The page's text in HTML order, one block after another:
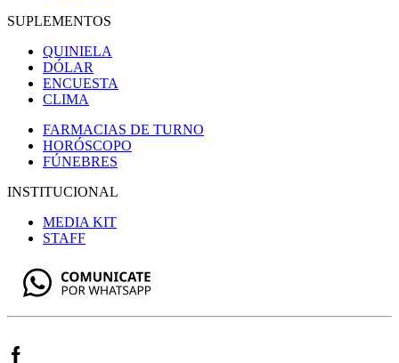
SUPLEMENTOS
QUINIELA
DÓLAR
ENCUESTA
CLIMA
FARMACIAS DE TURNO
HORÓSCOPO
FÚNEBRES
INSTITUCIONAL
MEDIA KIT
STAFF